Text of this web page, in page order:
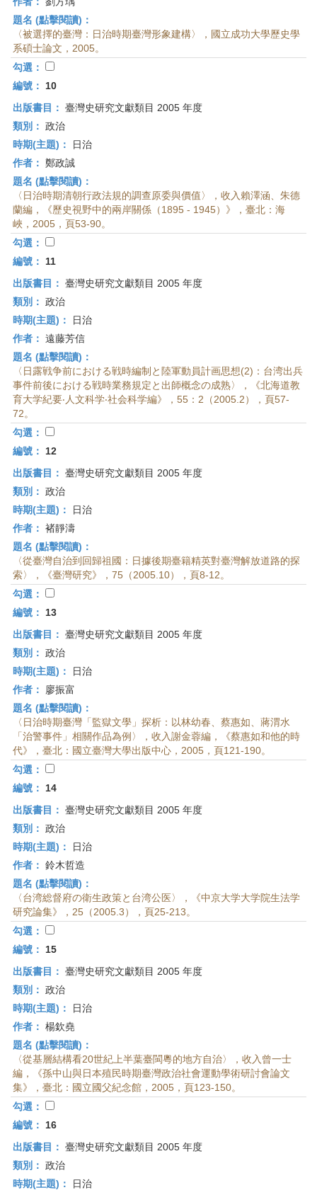
題名 (點擊閱讀)：
〈被選擇的臺灣：日治時期臺灣形象建構〉，國立成功大學歷史學
系碩士論文，2005。
勾選：
編號：
10
出版書目： 臺灣史研究文獻類目 2005 年度
類別： 政治
時期(主題)：
日治
作者： 鄭政誠
題名 (點擊閱讀)：
〈日治時期清朝行政法規的調查原委與價值〉，收入賴澤涵、朱德
蘭編，《歷史視野中的兩岸關係（1895 - 1945）》，臺北：海
峽，2005，頁53-90。
勾選：
編號：
11
出版書目： 臺灣史研究文獻類目 2005 年度
類別： 政治
時期(主題)：
日治
作者： 遠藤芳信
題名 (點擊閱讀)：
〈日露戦争前における戦時編制と陸軍動員計画思想(2)：台湾出兵
事件前後における戦時業務規定と出師概念の成熟〉，《北海道教
育大学紀要‧人文科学‧社会科学編》，55：2（2005.2），頁57-
72。
勾選：
編號：
12
出版書目： 臺灣史研究文獻類目 2005 年度
類別： 政治
時期(主題)：
日治
作者： 褚靜濤
題名 (點擊閱讀)：
〈從臺灣自治到回歸祖國：日據後期臺籍精英對臺灣解放道路的探
索〉，《臺灣研究》，75（2005.10），頁8-12。
勾選：
編號：
13
出版書目： 臺灣史研究文獻類目 2005 年度
類別： 政治
時期(主題)：
日治
作者：
廖振富
題名 (點擊閱讀)：
〈日治時期臺灣「監獄文學」探析：以林幼春、蔡惠如、蔣渭水
「治警事件」相關作品為例〉，收入謝金蓉編，《蔡惠如和他的時
代》，臺北：國立臺灣大學出版中心，2005，頁121-190。
勾選：
編號：
14
出版書目： 臺灣史研究文獻類目 2005 年度
類別： 政治
時期(主題)：
日治
作者： 鈴木哲造
題名 (點擊閱讀)：
〈台湾総督府の衛生政策と台湾公医〉，《中京大学大学院生法学
研究論集》，25（2005.3），頁25-213。
勾選：
編號：
15
出版書目： 臺灣史研究文獻類目 2005 年度
類別： 政治
時期(主題)：
日治
作者： 楊欽堯
題名 (點擊閱讀)：
〈從基層結構看20世紀上半葉臺閩粵的地方自治〉，收入曾一士
編，《孫中山與日本殖民時期臺灣政治社會運動學術研討會論文
集》，臺北：國立國父紀念館，2005，頁123-150。
勾選：
編號：
16
出版書目： 臺灣史研究文獻類目 2005 年度
類別： 政治
時期(主題)：
日治